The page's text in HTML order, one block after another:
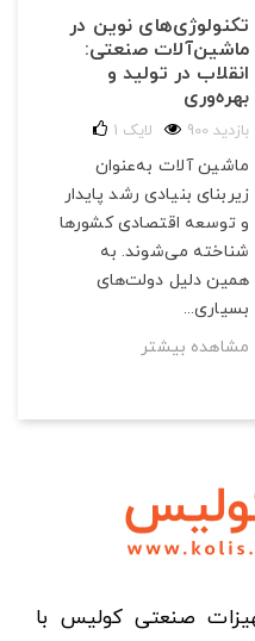
تکنولوژی‌های نوین در
ماشین‌آلات صنعتی:
انقلاب در تولید و
بهره‌وری
900 بازدید 1 لایک
ماشین آلات به‌عنوان
زیربنای بنیادی رشد پایدار
و توسعه اقتصادی کشورها
شناخته می‌شوند. به
همین دلیل دولت‌های
بسیاری...
مشاهده بیشتر
صنعتی کولیس با